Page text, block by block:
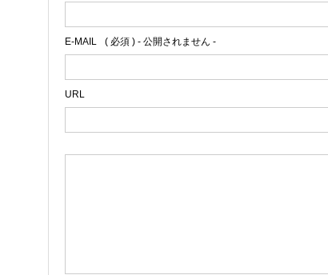
E-MAIL ( 必須 ) - 公開されません -
URL